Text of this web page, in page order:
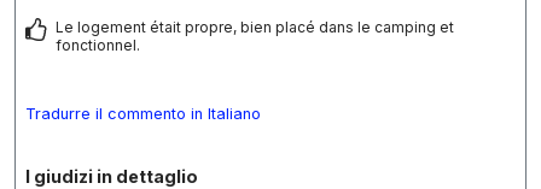
Le logement était propre, bien placé dans le camping et
fonctionnel.
Tradurre il commento in Italiano
I giudizi in dettaglio